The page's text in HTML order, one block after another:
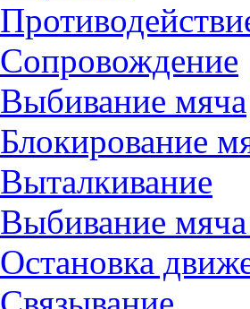
Сопровождение
Выбивание мяча
Блокирование
Выталкивание
Выбивание
Остановка